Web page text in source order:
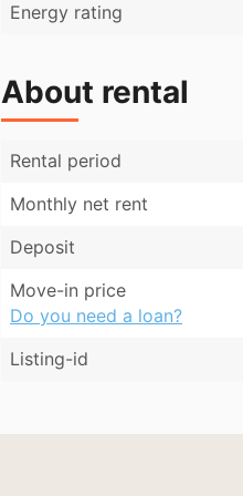
Visualiseringerne er
I forhold til huslejen, kan
Energy rating
About rental
Rental period
Monthly net rent
Deposit
Move-in price
Do you need a loan?
Listing-id